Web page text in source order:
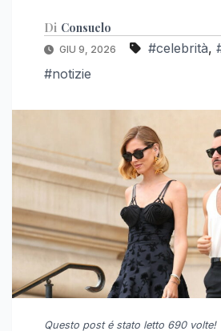
Di Consuelo
GIU 9, 2026 #celebrità,
#notizie
Questo post é stato letto 690 volte!